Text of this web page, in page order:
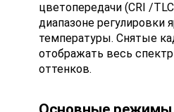
цветопередачи (CRI /
диапазоне регулировки
температуры. Снятые
отображать весь
оттенков.